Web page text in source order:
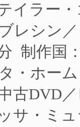
イラー
レシン
制作国
・ホー
古DVD
サ・ミ